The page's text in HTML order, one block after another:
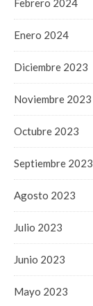
Febrero 2024
Enero 2024
Diciembre 2023
Noviembre 2023
Octubre 2023
Septiembre 2023
Agosto 2023
Julio 2023
Junio 2023
Mayo 2023